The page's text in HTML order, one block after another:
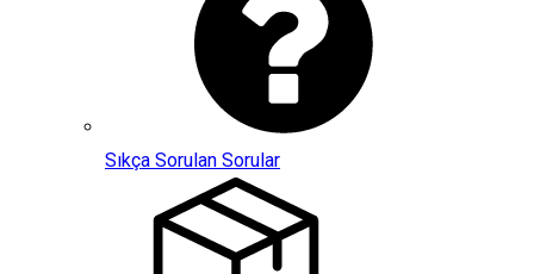
Sıkça Sorulan Sorular